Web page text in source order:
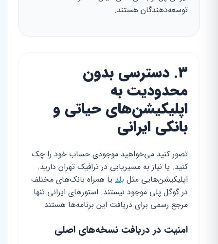
توسعه‌دهندگان هستند.
۳. دسترسی بدون
محدودیت به
اپلیکیشن‌های حیاتی و
بانکی ایرانی
تصور کنید می‌خواهید موجودی حساب خود را چک
کنید. یا نیاز به مسیریابی در ترافیک تهران دارید.
اپلیکیشن‌هایی مثل بلد یا همراه بانک‌های مختلف
در گوگل پلی موجود نیستند. استورهای ایرانی تنها
مرجع رسمی برای دریافت این برنامه‌ها هستند.
امنیت در دریافت نسخه‌های اصلی